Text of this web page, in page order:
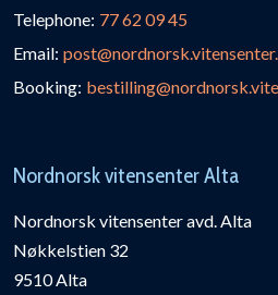
Telephone: 77 62 09 45
Email:
Booking:
Nordnorsk vitensenter Alta
Nordnorsk vitensenter avd. Alta
Nøkkelstien 32
9510 Alta